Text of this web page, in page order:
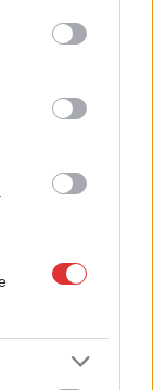
may click to
party tags to
below Google
egyeztetett
segítene